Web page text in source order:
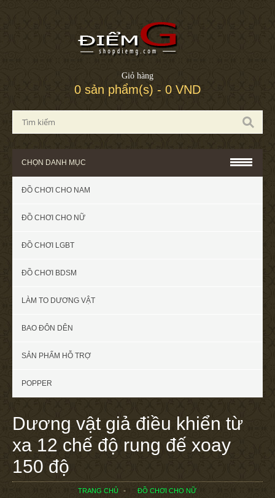
Giỏ hàng
0 sản phẩm(s) - 0 VND
CHỌN DANH MỤC
ĐỒ CHƠI CHO NAM
ĐỒ CHƠI CHO NỮ
ĐỒ CHƠI LGBT
ĐỒ CHƠI BDSM
LÀM TO DƯƠNG VẬT
BAO ĐÔN DÊN
SẢN PHẨM HỖ TRỢ
POPPER
Dương vật giả điều khiển từ
xa 12 chế độ rung đế xoay
150 độ
TRANG CHỦ
ĐỒ CHƠI CHO NỮ